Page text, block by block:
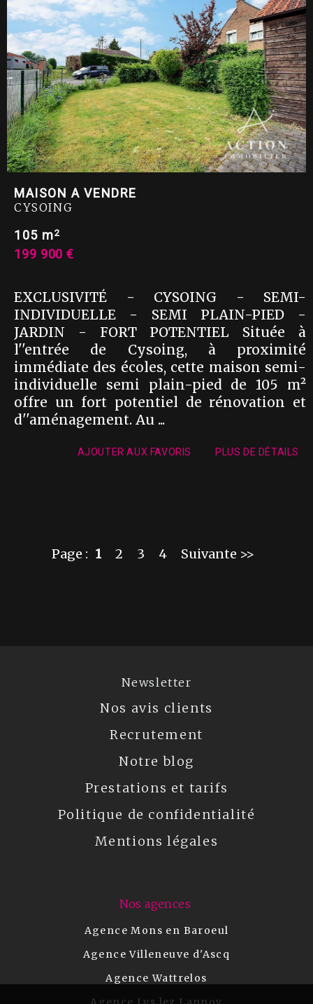
MAISON A VENDRE
CYSOING
105 m2
199 900 €
EXCLUSIVITÉ - CYSOING - SEMI-
INDIVIDUELLE - SEMI PLAIN-PIED -
JARDIN - FORT POTENTIEL Située à
l''entrée de Cysoing, à proximité
immédiate des écoles, cette maison semi-
individuelle semi plain-pied de 105 m²
offre un fort potentiel de rénovation et
d''aménagement. Au ...
AJOUTER AUX FAVORIS PLUS DE DÉTAILS
Page : 1 2 3 4 Suivante >>
Newsletter
Nos avis clients
Recrutement
Notre blog
Prestations et tarifs
Politique de confidentialité
Mentions légales
Nos agences
Agence Mons en Baroeul
Agence Villeneuve d'Ascq
Agence Wattrelos